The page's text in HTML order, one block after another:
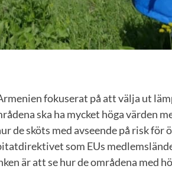
fokuserat på att välja ut
ska ha mycket höga värden
de sköts med avseende på risk
som EUs
är att se hur de områdena med